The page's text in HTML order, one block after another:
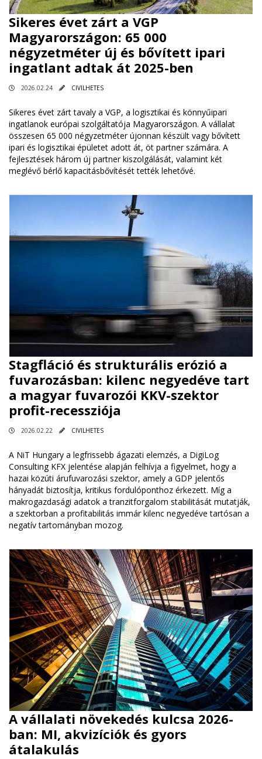
Sikeres évet zárt a VGP
Magyarországon: 65 000
négyzetméter új és bővített ipari
ingatlant adtak át 2025-ben
2026.02.24 CIVILHETES
Sikeres évet zárt tavaly a VGP, a logisztikai és könnyűipari
ingatlanok európai szolgáltatója Magyarországon. A vállalat
összesen 65 000 négyzetméter újonnan készült vagy bővített
ipari és logisztikai épületet adott át, öt partner számára. A
fejlesztések három új partner kiszolgálását, valamint két
meglévő bérlő kapacitásbővítését tették lehetővé.
Stagfláció és strukturális erózió a
fuvarozásban: kilenc negyedéve tart
a magyar fuvarozói KKV-szektor
profit-recessziója
2026.02.22 CIVILHETES
A NiT Hungary a legfrissebb ágazati elemzés, a DigiLog
Consulting KFX jelentése alapján felhívja a figyelmet, hogy a
hazai közúti árufuvarozási szektor, amely a GDP jelentős
hányadát biztosítja, kritikus fordulóponthoz érkezett. Míg a
makrogazdasági adatok a tranzitforgalom stabilitását mutatják,
a szektorban a profitabilitás immár kilenc negyedéve tartósan a
negatív tartományban mozog.
A vállalati növekedés kulcsa 2026-
ban: MI, akvizíciók és gyors
átalakulás